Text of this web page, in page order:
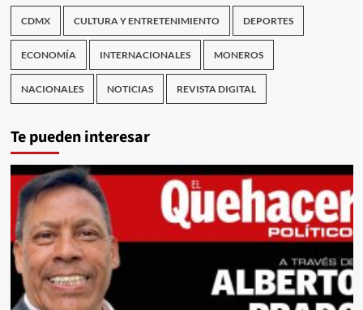
CDMX CULTURA Y ENTRETENIMIENTO DEPORTES
ECONOMÍA INTERNACIONALES MONEROS
NACIONALES NOTICIAS REVISTA DIGITAL
Te pueden interesar